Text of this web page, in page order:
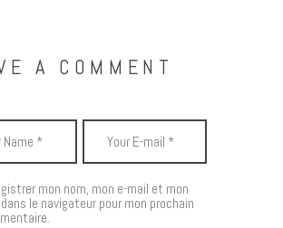
A COMMENT
mon nom, mon e-mail et mon
le navigateur pour mon prochain